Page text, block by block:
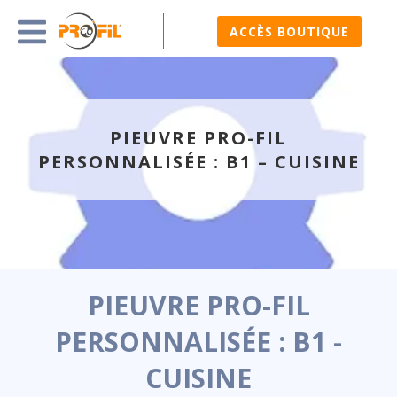
ACCÈS BOUTIQUE
PIEUVRE PRO-FIL
PERSONNALISÉE : B1 – CUISINE
PIEUVRE PRO-FIL
PERSONNALISÉE : B1 -
CUISINE